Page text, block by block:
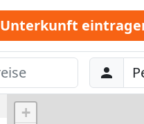
Unterkunft
Abreise
Personen
+